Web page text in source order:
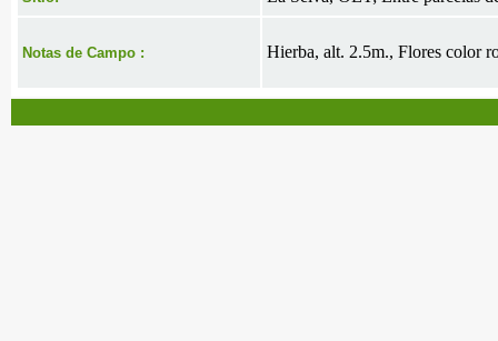
Notas de Campo : Hierba, alt. 2.5m., Flores color